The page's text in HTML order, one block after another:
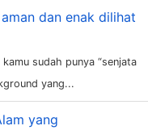
dan enak dilihat
sudah punya “senjata
yang...
yang